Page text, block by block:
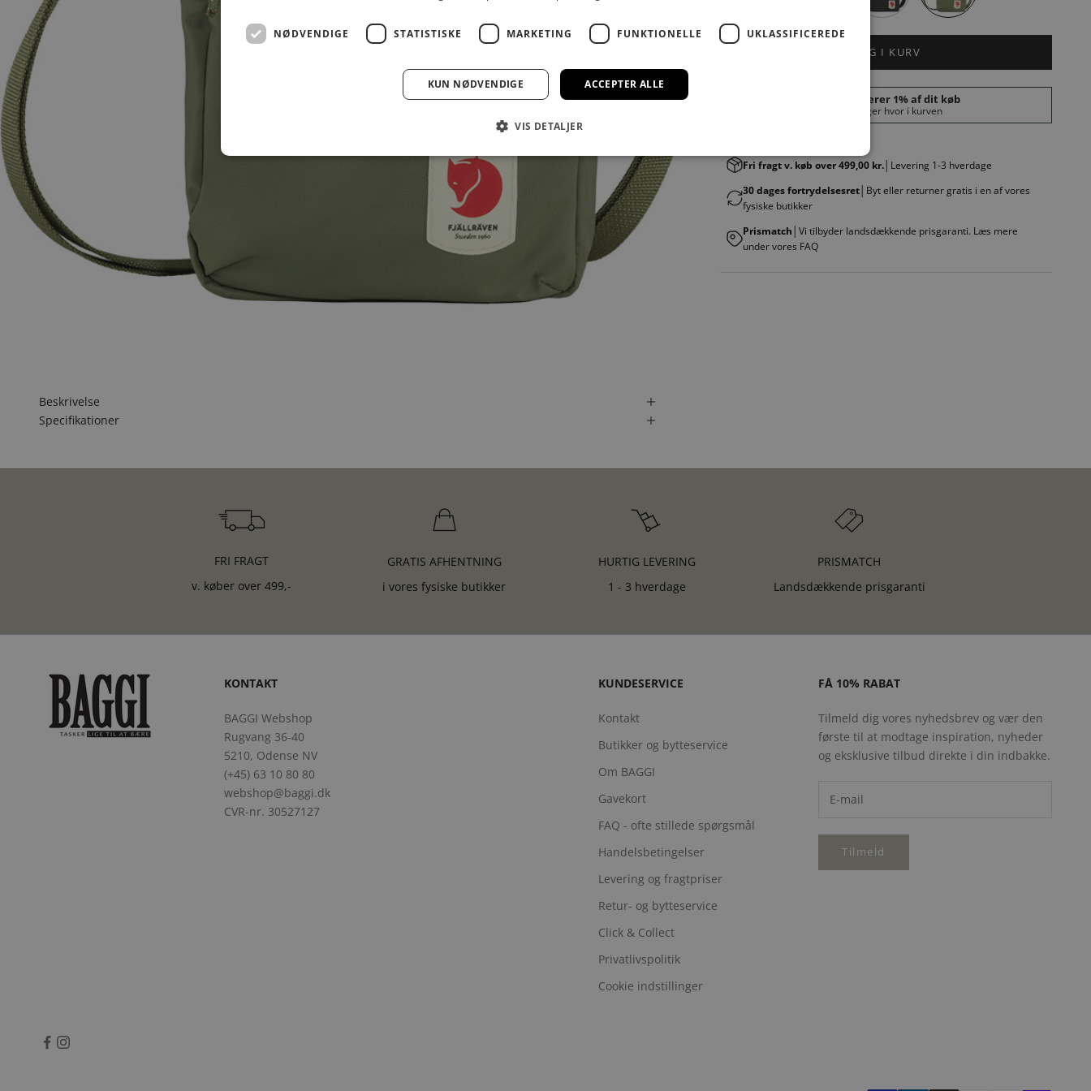
LÆG I KURV
Fri fragt v. køb over 499,00 kr. │Levering 1-3 hverdage
30 dages fortrydelsesret │Byt eller returner gratis i en af vores
fysiske butikker
Prismatch │Vi tilbyder landsdækkende prisgaranti. Læs mere
under vores FAQ
Beskrivelse
Specifikationer
FRI FRAGT
v. køber over 499,-
GRATIS AFHENTNING
i vores fysiske butikker
HURTIG LEVERING
1 - 3 hverdage
PRISMATCH
Landsdækkende prisgaranti
KONTAKT
BAGGI Webshop
Rugvang 36-40
5210, Odense NV
(+45) 63 10 80 80
webshop@baggi.dk
CVR-nr. 30527127
KUNDESERVICE
Kontakt
Butikker og bytteservice
Om BAGGI
Gavekort
FAQ - ofte stillede spørgsmål
Handelsbetingelser
Levering og fragtpriser
Retur- og bytteservice
Click & Collect
Privatlivspolitik
Cookie indstillinger
FÅ 10% RABAT
Tilmeld dig vores nyhedsbrev og vær den
første til at modtage inspiration, nyheder
og eksklusive tilbud direkte i din indbakke.
Tilmeld
NØDVENDIGE STATISTISKE MARKETING FUNKTIONELLE UKLASSIFICEREDE
ACCEPTER ALLE
KUN NØDVENDIGE
VIS DETALJER